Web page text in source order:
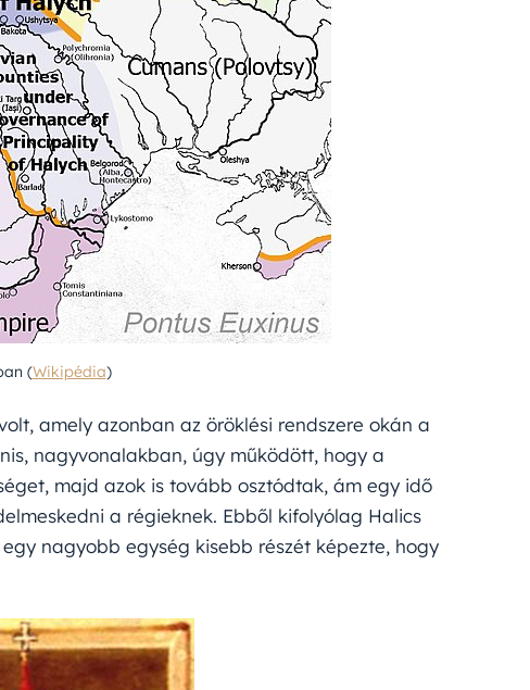
(Wikipédia)
amely azonban az öröklési rendszere okán a
nagyvonalakban, úgy működött, hogy a
majd azok is tovább osztódtak, ám egy idő
a régieknek. Ebből kifolyólag Halics
nagyobb egység kisebb részét képezte, hogy